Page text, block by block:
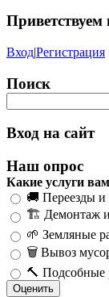
Приветствуем
Вход|Регистрация
Поиск
Вход на сайт
Наш опрос
Какие услуги
🚚 Переезды и
🏗️ Демонтаж и
🌱 Земляные
🗑️ Вывоз
🔨 Подсобные